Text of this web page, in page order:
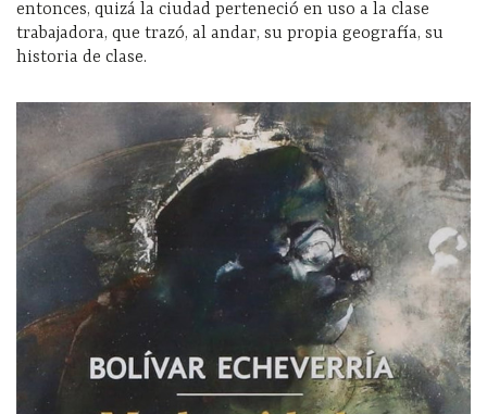
entonces, quizá la ciudad perteneció en uso a la clase
trabajadora, que trazó, al andar, su propia geografía, su
historia de clase.